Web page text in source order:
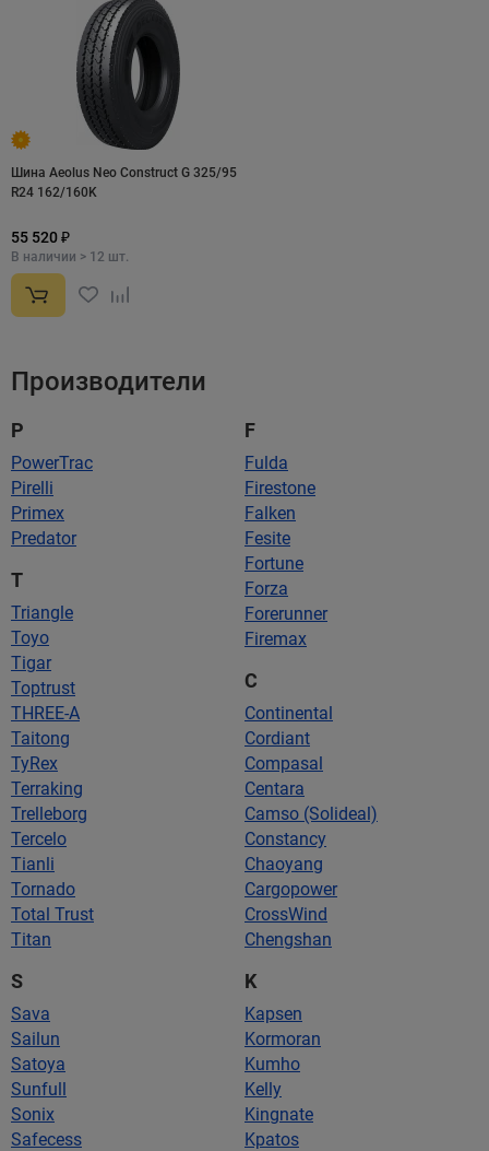
Шина Aeolus Neo Construct G 325/95
R24 162/160K
55 520 ₽
В наличии > 12 шт.
Производители
P
PowerTrac
Pirelli
Primex
Predator
T
Triangle
Toyo
Tigar
Toptrust
THREE-A
Taitong
TyRex
Terraking
Trelleborg
Tercelo
Tianli
Tornado
Total Trust
Titan
S
Sava
Sailun
Satoya
Sunfull
Sonix
Safecess
F
Fulda
Firestone
Falken
Fesite
Fortune
Forza
Forerunner
Firemax
C
Continental
Cordiant
Compasal
Centara
Camso (Solideal)
Constancy
Chaoyang
Cargopower
CrossWind
Chengshan
K
Kapsen
Kormoran
Kumho
Kelly
Kingnate
Kpatos